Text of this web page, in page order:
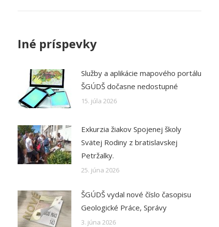
Post
Iné príspevky
Služby a aplikácie mapového portálu
ŠGÚDŠ dočasne nedostupné
15. júla 2026
Exkurzia žiakov Spojenej školy
Svätej Rodiny z bratislavskej
Petržalky.
25. júna 2026
ŠGÚDŠ vydal nové číslo časopisu
Geologické Práce, Správy
3. júna 2026